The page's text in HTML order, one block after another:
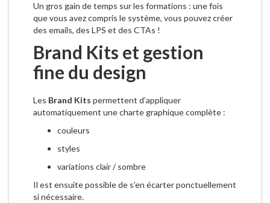
Un gros gain de temps sur les formations : une fois
que vous avez compris le système, vous pouvez créer
des emails, des LPS et des CTAs !
Brand Kits et gestion
fine du design
Les Brand Kits permettent d’appliquer
automatiquement une charte graphique complète :
couleurs
styles
variations clair / sombre
Il est ensuite possible de s’en écarter ponctuellement
si nécessaire.